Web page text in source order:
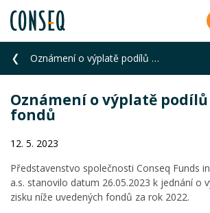
Oznámení o výplatě podílů na zisku fondů
Oznámení o výplatě
fondů
12. 5. 2023
Představenstvo společnosti Conseq Funds
a.s. stanovilo datum 26.05.2023 k jednání o
zisku níže uvedených fondů za rok 2022.